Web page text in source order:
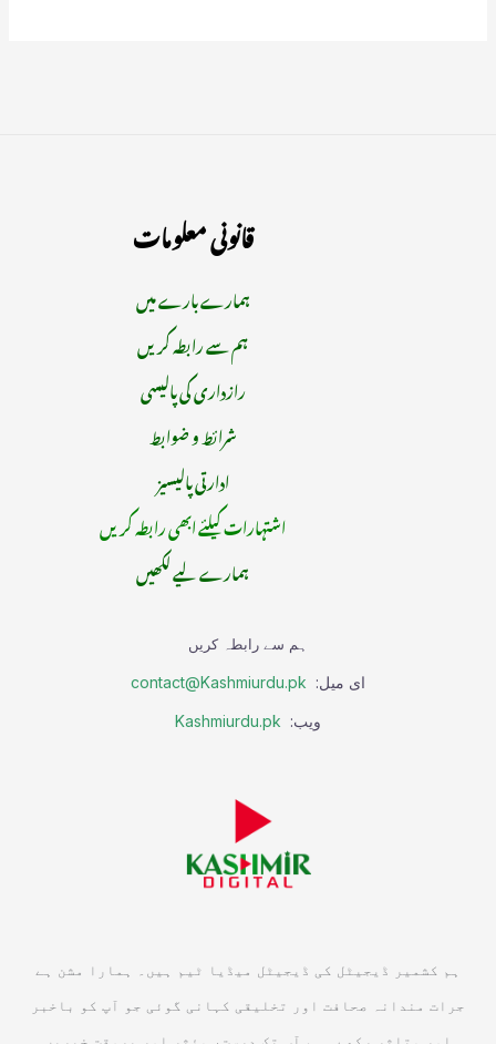
قانونی معلومات
ہمارے بارے میں
ہم سے رابطہ کریں
رازداری کی پالیسی
شرائط و ضوابط
ادارتی پالیسیز
اشتہارات کیلئے ابھی رابطہ کریں
ہمارے لیے لکھیں
ہم سے رابطہ کریں
ای میل: contact@Kashmiurdu.pk
ویب: Kashmiurdu.pk
ہم کشمیر ڈیجیٹل کی ڈیجیٹل میڈیا ٹیم ہیں۔ ہمارا مشن ہے
جرات مندانہ صحافت اور تخلیقی کہانی گوئی جو آپ کو باخبر